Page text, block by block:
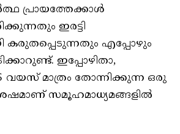
പ്രായത്തേക്കാൾ
ഇരട്ടി
കരുതപ്പെടുന്നതും എപ്പോഴും
ഇപ്പോഴിതാ,
വയസ് മാത്രം തോന്നിക്കുന്ന ഒരു
സമൂഹമാധ്യമങ്ങളിൽ